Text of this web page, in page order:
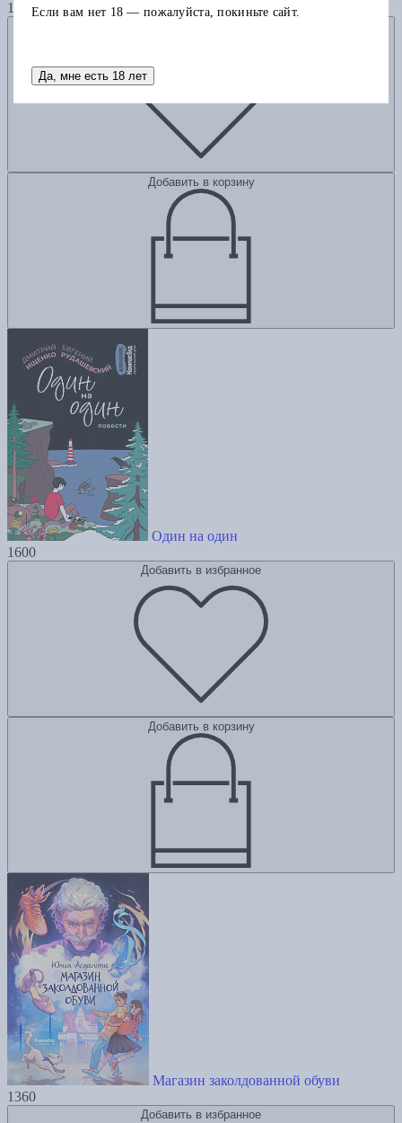
1040
Добавить в корзину
Один на один
1600
Добавить в избранное
Добавить в корзину
Магазин заколдованной обуви
1360
Добавить в избранное
Если вам нет 18 — пожалуйста, покиньте сайт.
Да, мне есть 18 лет